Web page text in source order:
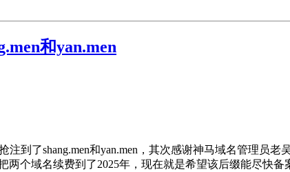
和yan.men
注到了shang.men和yan.men，其次感谢神马域名管理员
个域名续费到了2025年，现在就是希望该后缀能尽快备